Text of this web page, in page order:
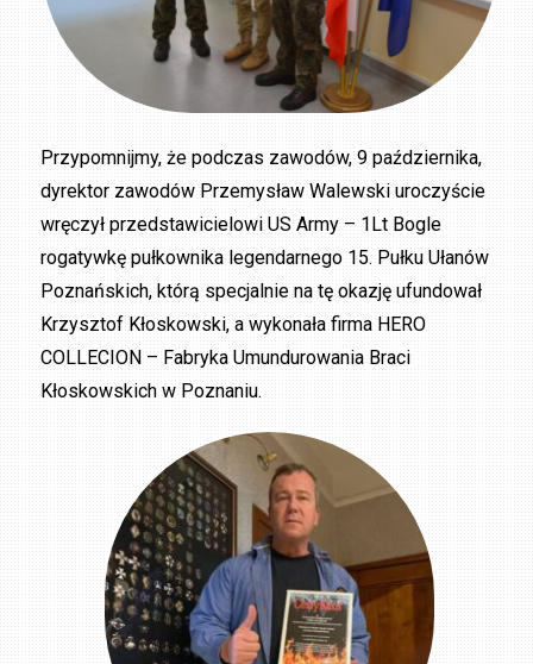
Przypomnijmy, że podczas zawodów, 9 października,
dyrektor zawodów Przemysław Walewski uroczyście
wręczył przedstawicielowi US Army – 1Lt Bogle
rogatywkę pułkownika legendarnego 15. Pułku Ułanów
Poznańskich, którą specjalnie na tę okazję ufundował
Krzysztof Kłoskowski, a wykonała firma HERO
COLLECION – Fabryka Umundurowania Braci
Kłoskowskich w Poznaniu.